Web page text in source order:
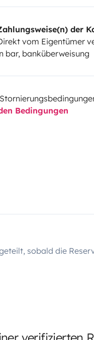
der
vom Eigentümer
bar, banküberweisung
Bedingungen
sobald die